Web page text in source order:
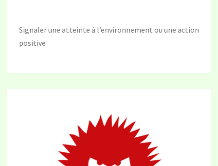
Signaler une atteinte à l’environnement ou une action
positive